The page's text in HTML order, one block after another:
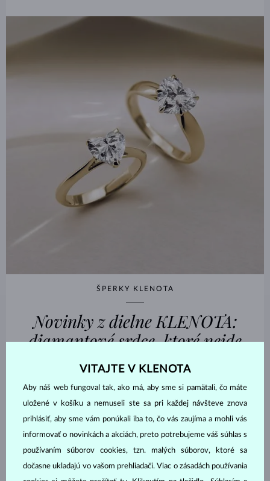
ŠPERKY KLENOTA
Novinky z dielne KLENOTA:
diamantové srdce, ktoré nejde
prehliadnuť
PREČÍTAŤ
VITAJTE V KLENOTA
Aby náš web fungoval tak, ako má, aby sme si pamätali, čo máte
uložené v košíku a nemuseli ste sa pri každej návšteve znova
prihlásiť, aby sme vám ponúkali iba to, čo vás zaujíma a mohli vás
informovať o novinkách a akciách, preto potrebujeme váš súhlas s
používaním súborov cookies, tzn. malých súborov, ktoré sa
dočasne ukladajú vo vašom prehliadači. Viac o zásadách používania